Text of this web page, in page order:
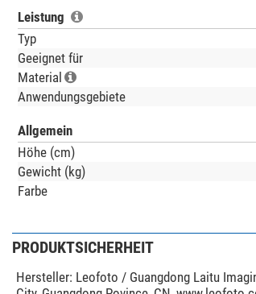
Leistung
Typ
Geeignet für
Material
Anwendungsgebiete
Allgemein
Höhe (cm)
Gewicht (kg)
Farbe
PRODUKTSICHERHEIT
Hersteller: Leofoto / Guangdong Laitu